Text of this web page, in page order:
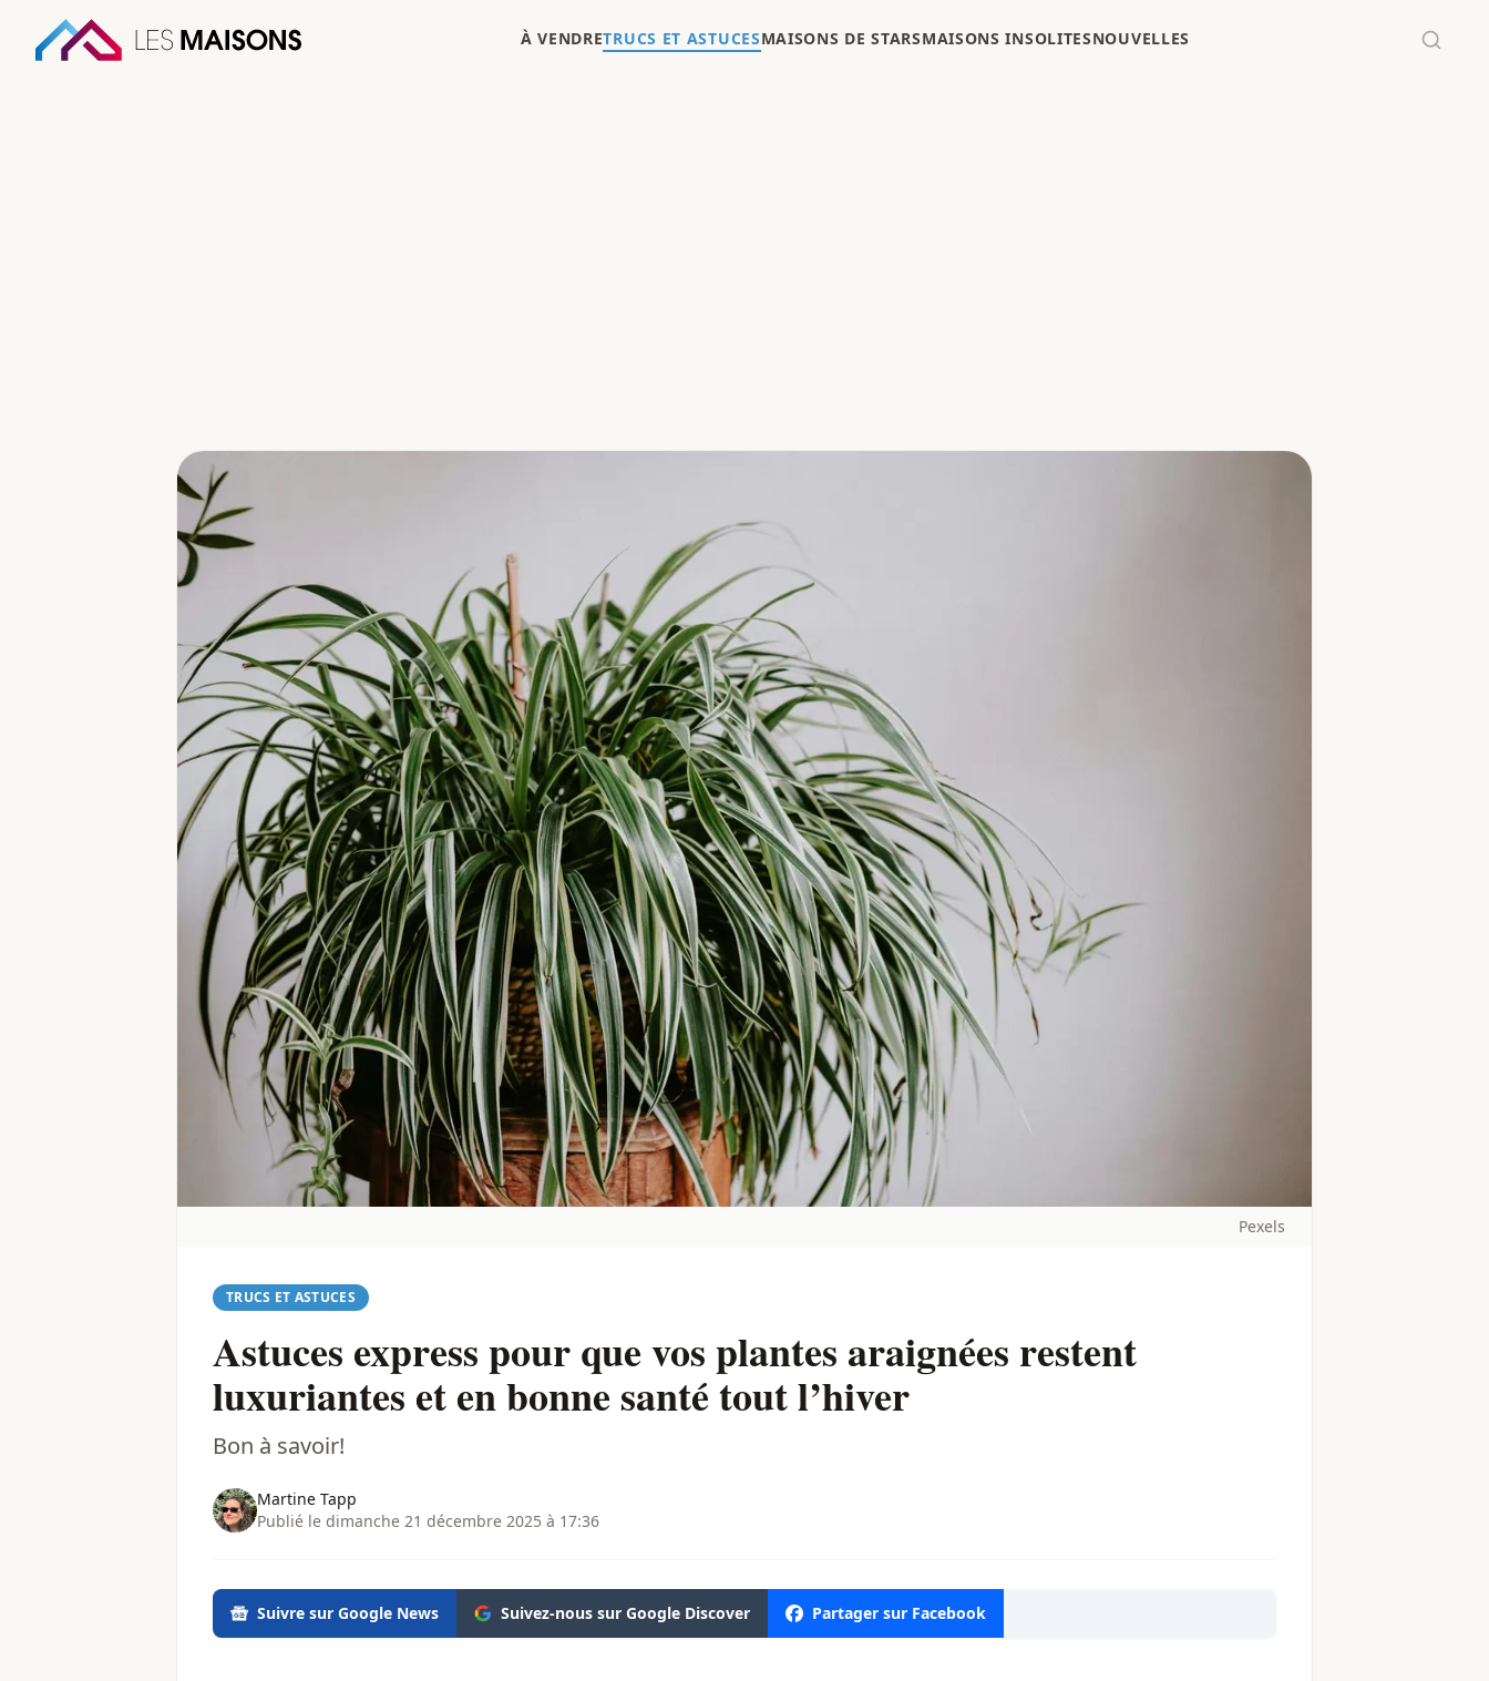
À VENDRETRUCS ET ASTUCESMAISONS DE STARSMAISONS INSOLITESNOUVELLES
Pexels
TRUCS ET ASTUCES
Astuces express pour que vos plantes araignées restent
luxuriantes et en bonne santé tout l’hiver
Bon à savoir!
Martine Tapp
Publié le dimanche 21 décembre 2025 à 17:36
Suivre sur Google News Suivez-nous sur Google Discover Partager sur Facebook